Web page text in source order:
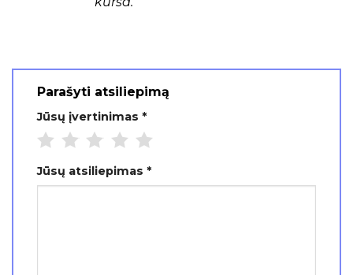
Parašyti atsiliepimą
Jūsų įvertinimas *
Jūsų atsiliepimas *